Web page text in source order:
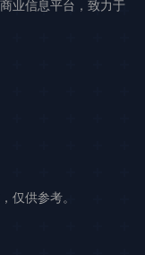
业信息平台，致力于
仅供参考。